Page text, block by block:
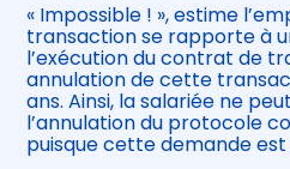
« Impossible ! », estime
transaction se rapporte à
l’exécution du contrat de
annulation de cette
ans. Ainsi, la salariée ne
l’annulation du protocole
puisque cette demande